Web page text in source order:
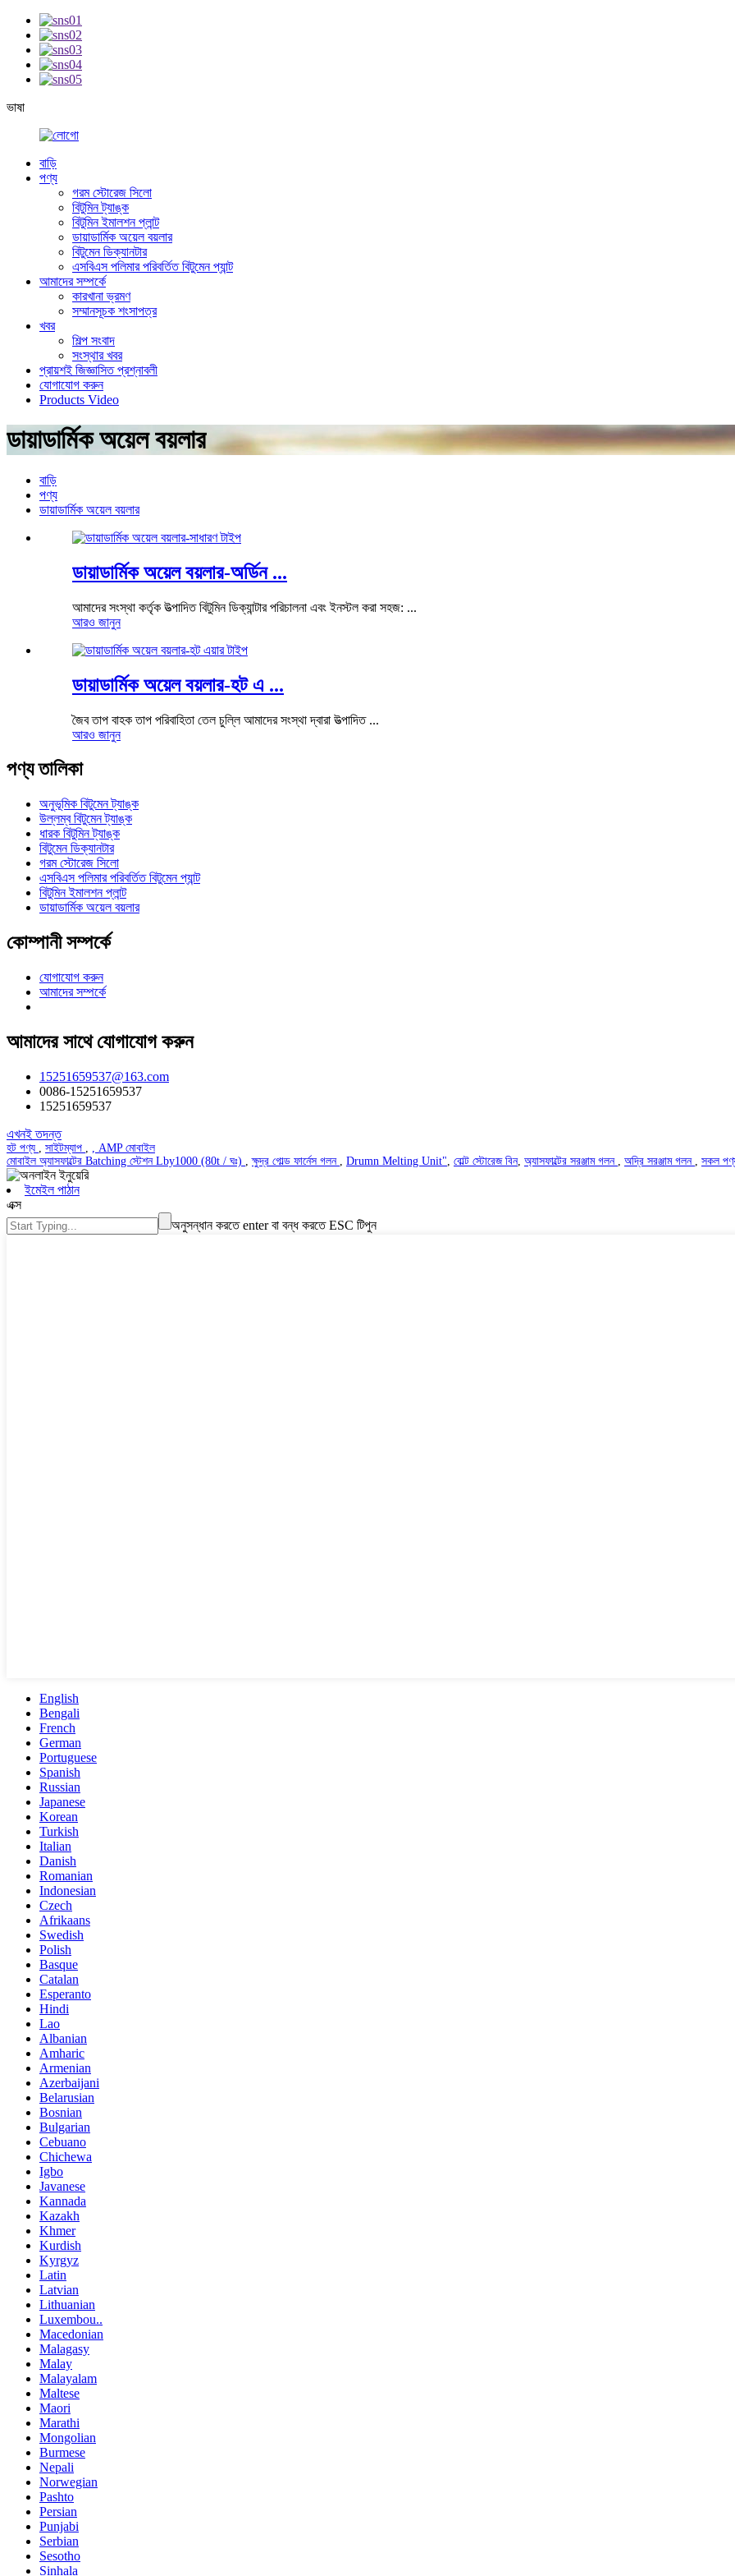
ভাষা
বাড়ি
পণ্য
গরম স্টোরেজ সিলো
বিটুমিন ট্যাঙ্ক
বিটুমিন ইমালশন প্লান্ট
ডায়াডার্মিক অয়েল বয়লার
বিটুমেন ডিক্যানটার
এসবিএস পলিমার পরিবর্তিত বিটুমেন প্যান্ট
আমাদের সম্পর্কে
কারখানা ভ্রমণ
সম্মানসূচক শংসাপত্র
খবর
শিল্প সংবাদ
সংস্থার খবর
প্রায়শই জিজ্ঞাসিত প্রশ্নাবলী
যোগাযোগ করুন
Products Video
ডায়াডার্মিক অয়েল বয়লার
বাড়ি
পণ্য
ডায়াডার্মিক অয়েল বয়লার
ডায়াডার্মিক অয়েল বয়লার-অর্ডিন ...
আমাদের সংস্থা কর্তৃক উত্পাদিত বিটুমিন ডিক্যান্টার পরিচালনা এবং ইনস্টল করা সহজ: ...
আরও জানুন
ডায়াডার্মিক অয়েল বয়লার-হট এ ...
জৈব তাপ বাহক তাপ পরিবাহিতা তেল চুল্লি আমাদের সংস্থা দ্বারা উত্পাদিত ...
আরও জানুন
পণ্য তালিকা
অনুভূমিক বিটুমেন ট্যাঙ্ক
উল্লম্ব বিটুমেন ট্যাঙ্ক
ধারক বিটুমিন ট্যাঙ্ক
বিটুমেন ডিক্যানটার
গরম স্টোরেজ সিলো
এসবিএস পলিমার পরিবর্তিত বিটুমেন প্যান্ট
বিটুমিন ইমালশন প্লান্ট
ডায়াডার্মিক অয়েল বয়লার
কোম্পানী সম্পর্কে
যোগাযোগ করুন
আমাদের সম্পর্কে
আমাদের সাথে যোগাযোগ করুন
15251659537@163.com
0086-15251659537
15251659537
এখনই তদন্ত
হট পণ্য সাইটম্যাপ
, AMP মোবাইল
মোবাইল অ্যাসফাল্টের Batching স্টেশন Lby1000 (80t / ঘঃ)
,ক্ষুদ্র গোল্ড ফার্নেস গলন Drumn Melting Unit" বোল্ট স্টোরেজ বিন, অ্যাসফাল্টের সরঞ্জাম গলন অদ্রি সরঞ্জাম গলন সকল
ইমেইল পাঠান
এক্স
অনুসন্ধান করতে enter বা বন্ধ করতে ESC টিপুন
English
Bengali
French
German
Portuguese
Spanish
Russian
Japanese
Korean
Turkish
Italian
Danish
Romanian
Indonesian
Czech
Afrikaans
Swedish
Polish
Basque
Catalan
Esperanto
Hindi
Lao
Albanian
Amharic
Armenian
Azerbaijani
Belarusian
Bosnian
Bulgarian
Cebuano
Chichewa
Igbo
Javanese
Kannada
Kazakh
Khmer
Kurdish
Kyrgyz
Latin
Latvian
Lithuanian
Luxembou..
Macedonian
Malagasy
Malay
Malayalam
Maltese
Maori
Marathi
Mongolian
Burmese
Nepali
Norwegian
Pashto
Persian
Punjabi
Serbian
Sesotho
Sinhala